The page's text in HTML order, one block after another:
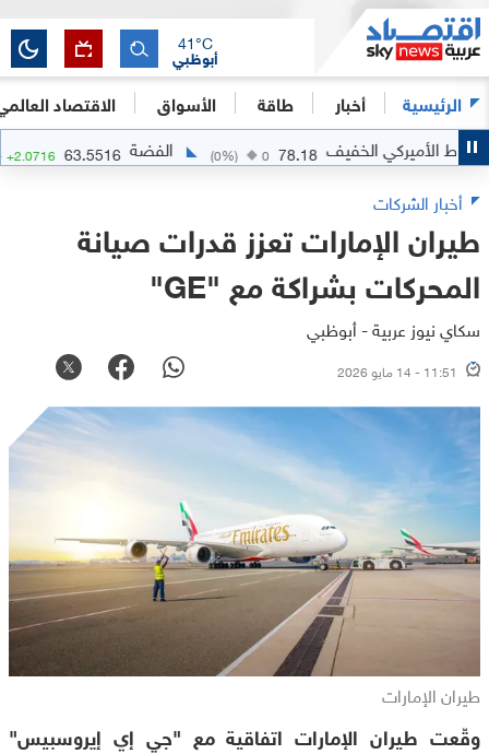
الرئيسية أخبار طاقة الأسواق الاقتصاد
أبوظبي
41°C
الخفيف 78.18
0
(0 %) الفضة 63.5516
+2.0716
%)
أخبار الشركات
طيران الإمارات تعزز قدرات صيانة
المحركات بشراكة مع "GE"
سكاي نيوز عربية - أبوظبي
11:51 - 14 مايو 2026
طيران الإمارات
وقّعت طيران الإمارات اتفاقية مع "جي إي إيروسبيس"